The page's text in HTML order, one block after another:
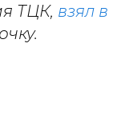
ТЦК, взял в